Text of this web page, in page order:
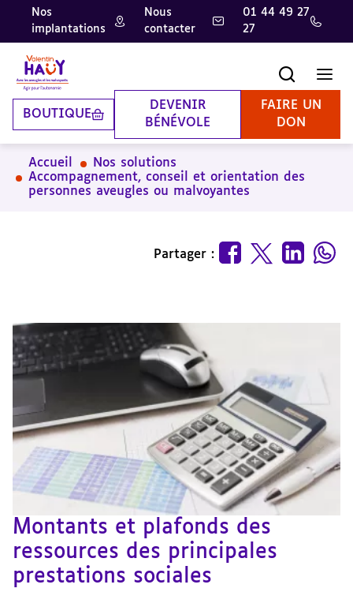
Aller
contenu
principal
Aller
pied
de
page
Aller
la
recherche
Nos
implantations
Nous
contacter
01 44 49 27
27
BOUTIQUE
DEVENIR
BÉNÉVOLE
FAIRE UN
DON
Accueil
Nos solutions
Accompagnement, conseil et orientation des
personnes aveugles ou malvoyantes
Partager :
Montants et plafonds des
ressources des principales
prestations sociales